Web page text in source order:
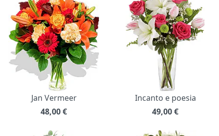
Jan Vermeer
48,00€
Incanto e poesia
49,00€